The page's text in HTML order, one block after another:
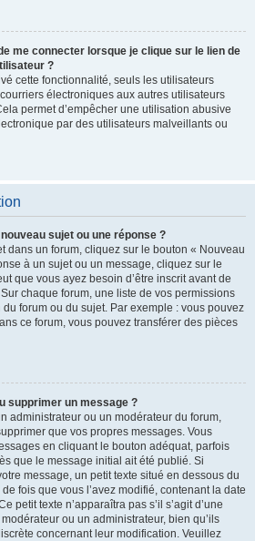
me connecter lorsque je clique sur le lien de
?
cette fonctionnalité, seuls les utilisateurs
électroniques aux autres utilisateurs
permet d’empêcher une utilisation abusive
par des utilisateurs malveillants ou
sujet ou une réponse ?
dans un forum, cliquez sur le bouton « Nouveau
à un sujet ou un message, cliquez sur le
que vous ayez besoin d’être inscrit avant de
chaque forum, une liste de vos permissions
du forum ou du sujet. Par exemple : vous pouvez
ce forum, vous pouvez transférer des pièces
supprimer un message ?
administrateur ou un modérateur du forum,
que vos propres messages. Vous
en cliquant le bouton adéquat, parfois
que le message initial ait été publié. Si
message, un petit texte situé en dessous du
fois que vous l’avez modifié, contenant la date
petit texte n’apparaîtra pas s’il s’agit d’une
ou un administrateur, bien qu’ils
concernant leur modification. Veuillez